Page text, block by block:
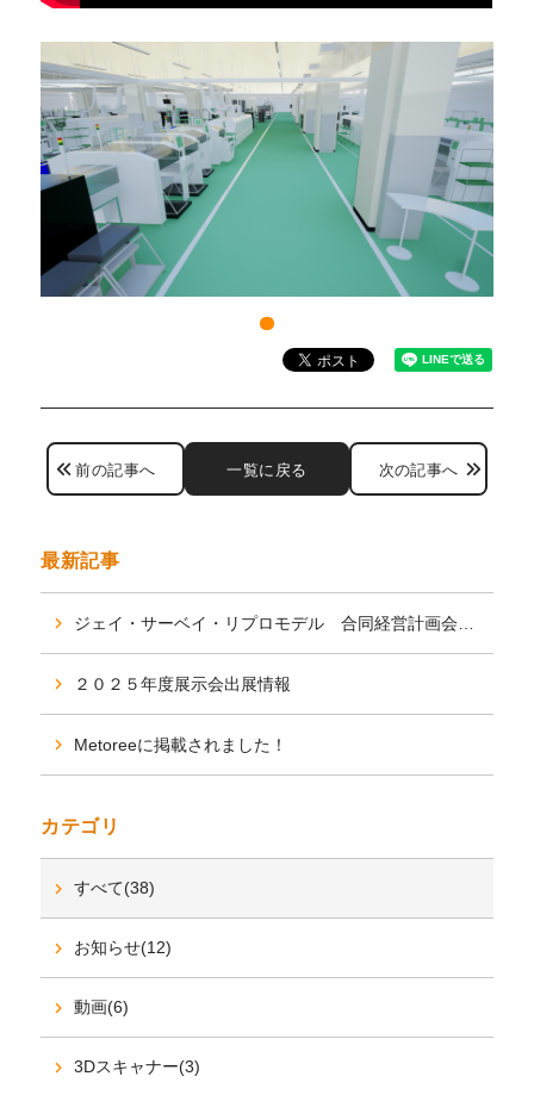
前の記事へ 一覧に戻る 次の記事へ
最新記事
２０２５年度展示会出展情報
Metoreeに掲載されました！
カテゴリ
すべて(38)
お知らせ(12)
動画(6)
3Dスキャナー(3)